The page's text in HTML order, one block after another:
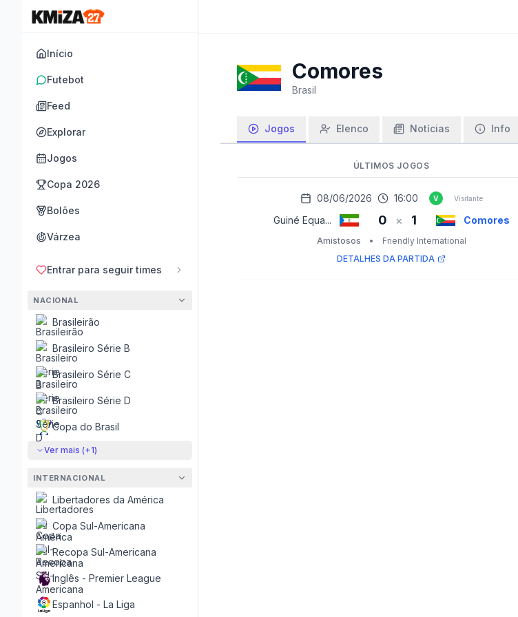
Início
Futebot
Feed
Explorar
Jogos
Copa 2026
Bolões
Várzea
Entrar para seguir times
NACIONAL
Brasileirão
Brasileiro Série B
Brasileiro Série C
Brasileiro Série D
Copa do Brasil
Ver mais (+1)
INTERNACIONAL
Libertadores da América
Copa Sul-Americana
Recopa Sul-Americana
Inglês - Premier League
Espanhol - La Liga
Comores
Brasil
Jogos Elenco Notícias Info
ÚLTIMOS JOGOS
08/06/2026 16:00 V Visitante
Guiné Equa... 0 × 1 Comores
Amistosos •
Friendly International
DETALHES DA PARTIDA